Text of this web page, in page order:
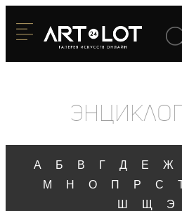
А Б В Г Д Е Ж
М
Н О П Р С
Ш
Щ Э